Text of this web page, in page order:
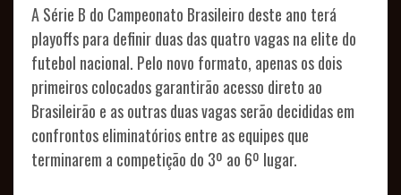
TODOS
FOTOS
PODCASTS
A Série B do Campeonato Brasileiro deste ano terá
playoffs para definir duas das quatro vagas na elite do
futebol nacional. Pelo novo formato, apenas os dois
primeiros colocados garantirão acesso direto ao
Brasileirão e as outras duas vagas serão decididas em
confrontos eliminatórios entre as equipes que
terminarem a competição do 3º ao 6º lugar.